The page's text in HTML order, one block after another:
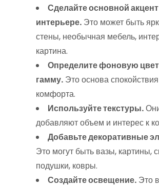
Сделайте основной
интерьере. Это может быть
стены, необычная мебель,
картина.
Определите фоновую
гамму. Это основа
комфорта.
Используйте текстуры.
добавляют объем и интерес к
Добавьте декоративные
Это могут быть вазы, картины,
подушки, ковры.
Создайте освещение. Это